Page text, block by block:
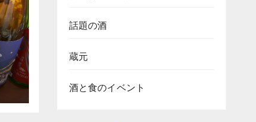
話題の酒
蔵元
酒と食のイベント